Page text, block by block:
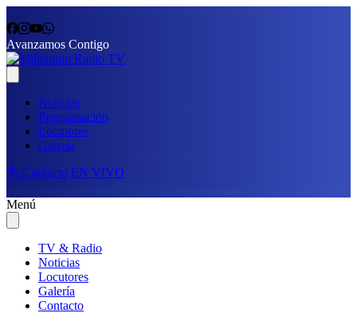
Avanzamos Contigo
Noticias
Programación
Locutores
Galería
📩 Contacto EN VIVO
Menú
TV & Radio
Noticias
Locutores
Galería
Contacto